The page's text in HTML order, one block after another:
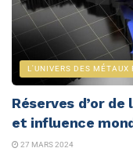
L'UNIVERS DES MÉTAUX
Réserves d’or
et influence
27 MARS 2024